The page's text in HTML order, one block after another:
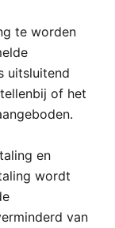
te worden
uitsluitend
of het
en
wordt
van